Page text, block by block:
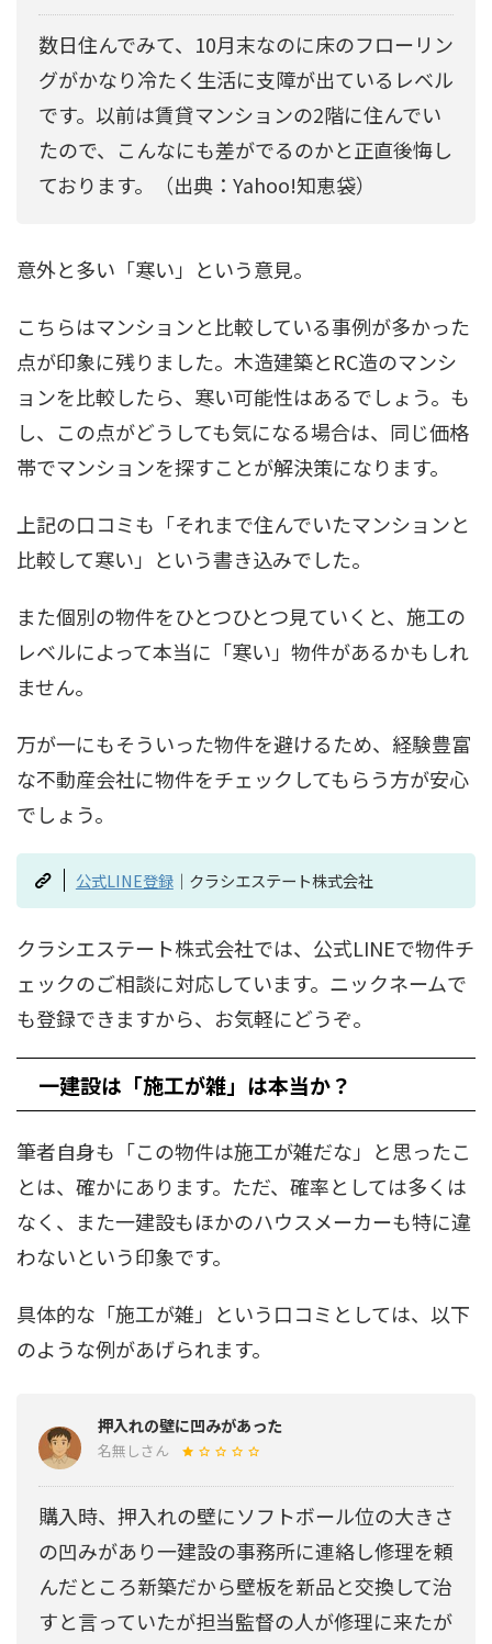
数日住んでみて、10月末なのに床のフローリン
グがかなり冷たく生活に支障が出ているレベル
です。以前は賃貸マンションの2階に住んでい
たので、こんなにも差がでるのかと正直後悔し
ております。（出典：Yahoo!知恵袋）
意外と多い「寒い」という意見。
こちらはマンションと比較している事例が多かった
点が印象に残りました。木造建築とRC造のマンシ
ョンを比較したら、寒い可能性はあるでしょう。も
し、この点がどうしても気になる場合は、同じ価格
帯でマンションを探すことが解決策になります。
上記の口コミも「それまで住んでいたマンションと
比較して寒い」という書き込みでした。
また個別の物件をひとつひとつ見ていくと、施工の
レベルによって本当に「寒い」物件があるかもしれ
ません。
万が一にもそういった物件を避けるため、経験豊富
な不動産会社に物件をチェックしてもらう方が安心
でしょう。
公式LINE登録｜クラシエステート株式会社
クラシエステート株式会社では、公式LINEで物件チ
ェックのご相談に対応しています。ニックネームで
も登録できますから、お気軽にどうぞ。
一建設は「施工が雑」は本当か？
筆者自身も「この物件は施工が雑だな」と思ったこ
とは、確かにあります。ただ、確率としては多くは
なく、また一建設もほかのハウスメーカーも特に違
わないという印象です。
具体的な「施工が雑」という口コミとしては、以下
のような例があげられます。
押入れの壁に凹みがあった
名無しさん
購入時、押入れの壁にソフトボール位の大きさ
の凹みがあり一建設の事務所に連絡し修理を頼
んだところ新築だから壁板を新品と交換して治
すと言っていたが担当監督の人が修理に来たが